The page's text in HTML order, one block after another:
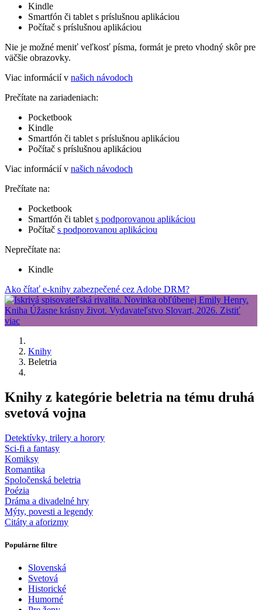
Kindle
Smartfón či tablet s príslušnou aplikáciou
Počítač s príslušnou aplikáciou
Nie je možné meniť veľkosť písma, formát je preto vhodný skôr pre
väčšie obrazovky.
Viac informácií v našich návodoch
Prečítate na zariadeniach:
Pocketbook
Kindle
Smartfón či tablet s príslušnou aplikáciou
Počítač s príslušnou aplikáciou
Viac informácií v našich návodoch
Prečítate na:
Pocketbook
Smartfón či tablet s podporovanou aplikáciou
Počítač s podporovanou aplikáciou
Neprečítate na:
Kindle
Ako čítať e-knihy zabezpečené cez Adobe DRM?
Knihy
Beletria
Knihy z kategórie beletria na tému druhá
svetová vojna
Detektívky, trilery a horory
Sci-fi a fantasy
Komiksy
Romantika
Spoločenská beletria
Poézia
Dráma a divadelné hry
Mýty, povesti a legendy
Citáty a aforizmy
Populárne filtre
Slovenská
Svetová
Historické
Humorné